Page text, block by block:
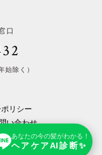
あなたの今の髪がわかる！
ヘアケアAI診断✨
口
始除く）
リシー
い合わせ
Reserved.